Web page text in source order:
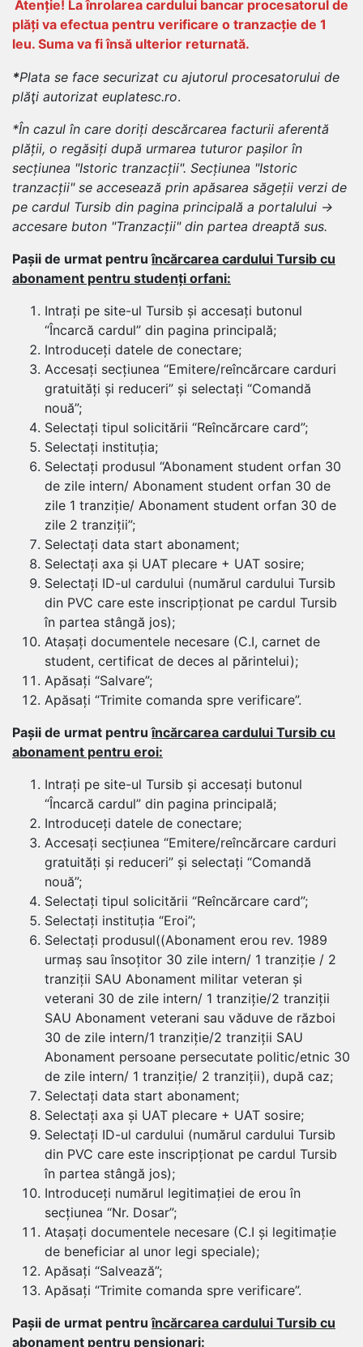
Atenție! La înrolarea cardului bancar procesatorul de
plăți va efectua pentru verificare o tranzacție de 1
leu. Suma va fi însă ulterior returnată.
*Plata se face securizat cu ajutorul procesatorului de
plăţi autorizat euplatesc.ro.
*În cazul în care doriți descărcarea facturii aferentă
plății, o regăsiți după urmarea tuturor pașilor în
secțiunea "Istoric tranzacții". Secțiunea "Istoric
tranzacții" se accesează prin apăsarea săgeții verzi de
pe cardul Tursib din pagina principală a portalului ->
accesare buton "Tranzacții" din partea dreaptă sus.
Pașii de urmat pentruîncărcarea cardului Tursib cu
abonament pentru studenți orfani:
Intrați pe site-ul Tursib și accesați butonul
“Încarcă cardul” din pagina principală;
Introduceți datele de conectare;
Accesați secțiunea “Emitere/reîncărcare carduri
gratuități și reduceri” și selectați “Comandă
nouă”;
Selectați tipul solicitării “Reîncărcare card”;
Selectați instituția;
Selectați produsul “Abonament student orfan 30
de zile intern/ Abonament student orfan 30 de
zile 1 tranziție/ Abonament student orfan 30 de
zile 2 tranziții”;
Selectați data start abonament;
Selectați axa și UAT plecare + UAT sosire;
Selectați ID-ul cardului (numărul cardului Tursib
din PVC care este inscripționat pe cardul Tursib
în partea stângă jos);
Atașați documentele necesare (C.I, carnet de
student, certificat de deces al părintelui);
Apăsați “Salvare”;
Apăsați “Trimite comanda spre verificare”.
Pașii de urmat pentruîncărcarea cardului Tursib cu
abonament pentru eroi:
Intrați pe site-ul Tursib și accesați butonul
“Încarcă cardul” din pagina principală;
Introduceți datele de conectare;
Accesați secțiunea “Emitere/reîncărcare carduri
gratuități și reduceri” și selectați “Comandă
nouă”;
Selectați tipul solicitării “Reîncărcare card”;
Selectați instituția “Eroi”;
Selectați produsul((Abonament erou rev. 1989
urmaș sau însoțitor 30 zile intern/ 1 tranziție / 2
tranziții SAU Abonament militar veteran și
veterani 30 de zile intern/ 1 tranziție/2 tranziții
SAU Abonament veterani sau văduve de război
30 de zile intern/1 tranziție/2 tranziții SAU
Abonament persoane persecutate politic/etnic 30
de zile intern/ 1 tranziție/ 2 tranziții), după caz;
Selectați data start abonament;
Selectați axa și UAT plecare + UAT sosire;
Selectați ID-ul cardului (numărul cardului Tursib
din PVC care este inscripționat pe cardul Tursib
în partea stângă jos);
Introduceți numărul legitimației de erou în
secțiunea “Nr. Dosar”;
Atașați documentele necesare (C.I și legitimație
de beneficiar al unor legi speciale);
Apăsați “Salvează”;
Apăsați “Trimite comanda spre verificare”.
Pașii de urmat pentruîncărcarea cardului Tursib cu
abonament pentru pensionari: